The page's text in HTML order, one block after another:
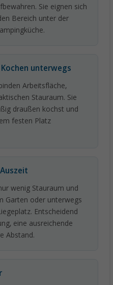
Sie eignen sich
Bereich unter der
unterwegs
Arbeitsfläche,
Stauraum. Sie
draußen kochst und
festen Platz
wenig Stauraum und
Garten oder unterwegs
Entscheidend
eine ausreichende
Abstand.